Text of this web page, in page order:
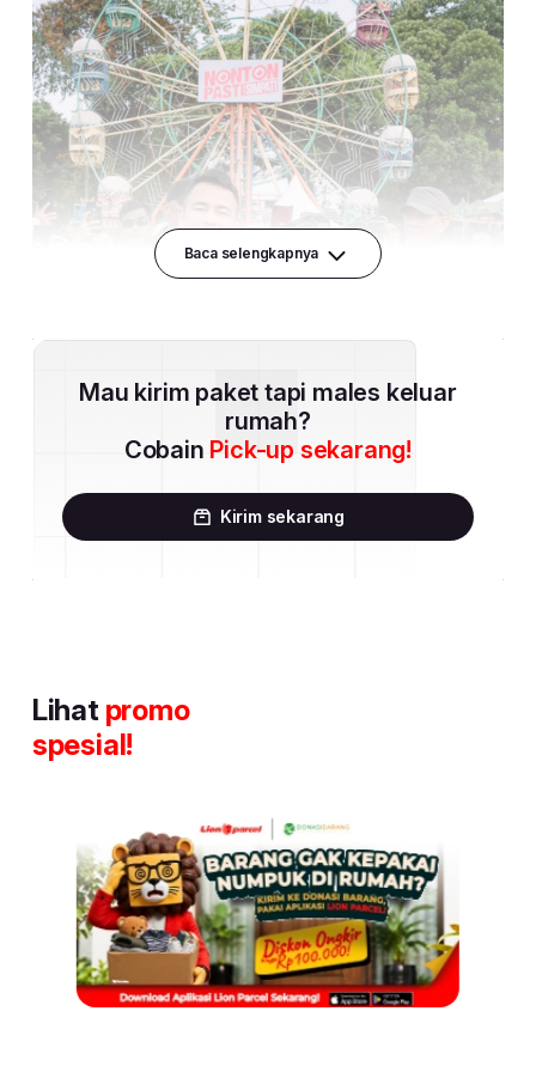
Baca selengkapnya
Mau kirim paket tapi males keluar
rumah?
Cobain Pick-up sekarang!
Kirim sekarang
Lihat promo
spesial!